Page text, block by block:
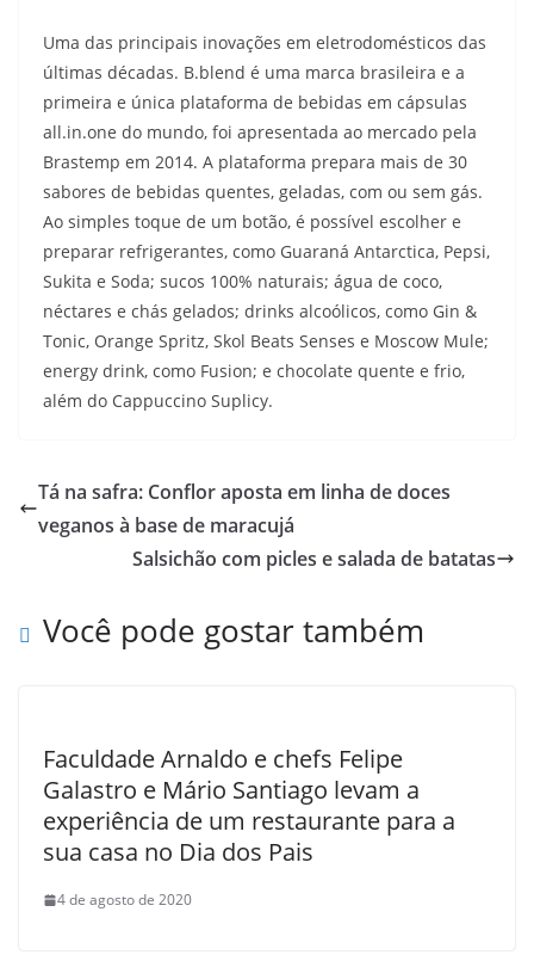
Uma das principais inovações em eletrodomésticos das
últimas décadas. B.blend é uma marca brasileira e a
primeira e única plataforma de bebidas em cápsulas
all.in.one do mundo, foi apresentada ao mercado pela
Brastemp em 2014. A plataforma prepara mais de 30
sabores de bebidas quentes, geladas, com ou sem gás.
Ao simples toque de um botão, é possível escolher e
preparar refrigerantes, como Guaraná Antarctica, Pepsi,
Sukita e Soda; sucos 100% naturais; água de coco,
néctares e chás gelados; drinks alcoólicos, como Gin &
Tonic, Orange Spritz, Skol Beats Senses e Moscow Mule;
energy drink, como Fusion; e chocolate quente e frio,
além do Cappuccino Suplicy.
Tá na safra: Conflor aposta em linha de doces
veganos à base de maracujá
Salsichão com picles e salada de batatas
Você pode gostar também
Faculdade Arnaldo e chefs Felipe
Galastro e Mário Santiago levam a
experiência de um restaurante para a
sua casa no Dia dos Pais
4 de agosto de 2020